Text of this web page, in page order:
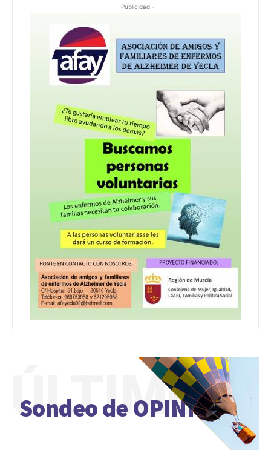
- Publicidad -
Sondeo de OPINIÓN
ÚLTIMO